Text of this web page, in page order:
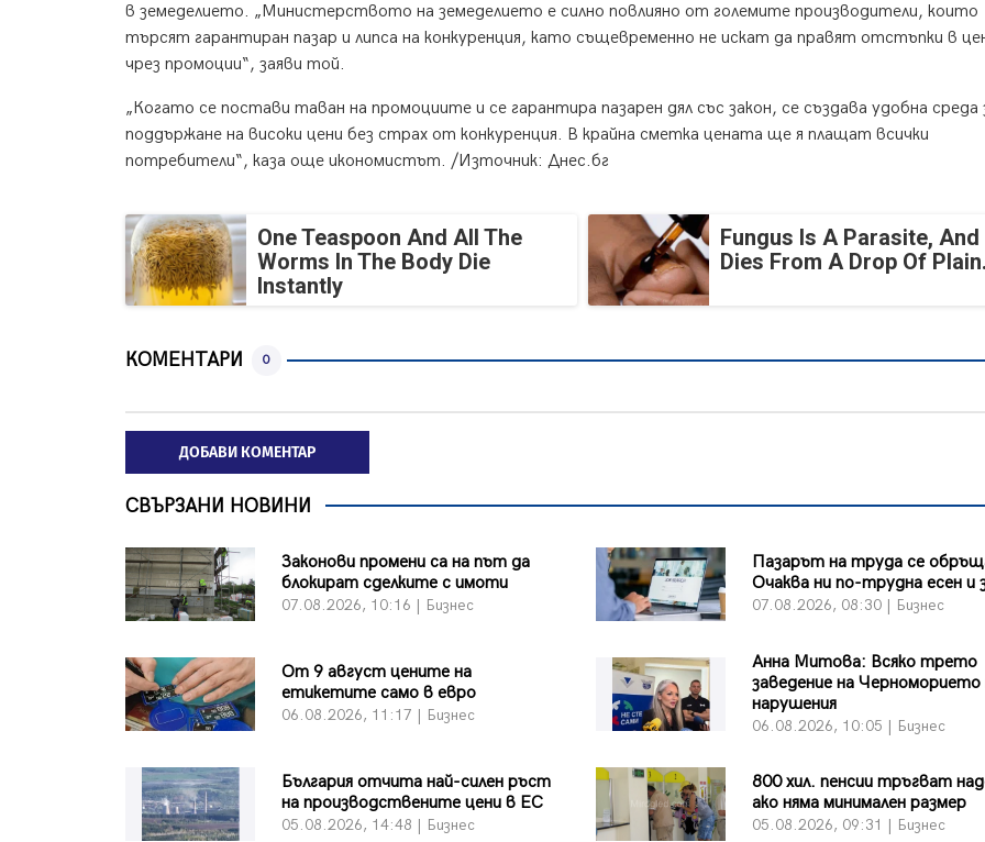
в земеделието. „Министерството на земеделието е силно повлияно от големите производители, които
търсят гарантиран пазар и липса на конкуренция, като същевременно не искат да правят отстъпки в
чрез промоции“, заяви той.
„Когато се постави таван на промоциите и се гарантира пазарен дял със закон, се създава удобна среда
поддържане на високи цени без страх от конкуренция. В крайна сметка цената ще я плащат всички
потребители“, каза още икономистът. /Източник: Днес.бг
One Teaspoon And All The
Worms In The Body Die
Instantly
Fungus Is A Parasite, And
Dies From A Drop Of
КОМЕНТАРИ 0
ДОБАВИ КОМЕНТАР
СВЪРЗАНИ НОВИНИ
Законови промени са на път да
блокират сделките с имоти
07.08.2026, 10:16 | Бизнес
Пазарът на труда се
Очаква ни по-трудна есен и
07.08.2026, 08:30 | Бизнес
От 9 август цените на
етикетите само в евро
06.08.2026, 11:17 | Бизнес
Анна Митова: Всяко трето
заведение на Черноморието
нарушения
06.08.2026, 10:05 | Бизнес
България отчита най-силен ръст
на производствените цени в ЕС
05.08.2026, 14:48 | Бизнес
800 хил. пенсии тръгват
ако няма минимален размер
05.08.2026, 09:31 | Бизнес